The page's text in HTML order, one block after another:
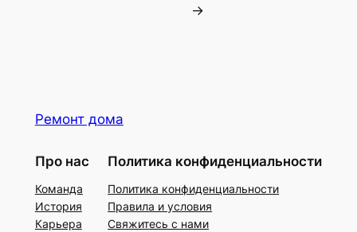
→
Ремонт дома
Про нас
Команда
История
Карьера
Политика конфиденциальности
Политика конфиденциальности
Правила и условия
Свяжитесь с нами